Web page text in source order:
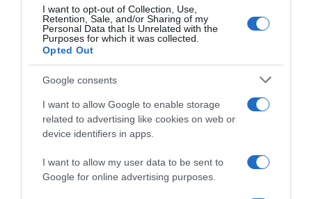
I want to opt-out of Collection, Use,
Retention, Sale, and/or Sharing of my
Personal Data that Is Unrelated with the
Purposes for which it was collected.
Opted Out
Google consents
I want to allow Google to enable storage
related to advertising like cookies on web or
device identifiers in apps.
I want to allow my user data to be sent to
Google for online advertising purposes.